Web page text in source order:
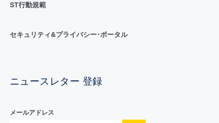
ST行動規範
セキュリティ&プライバシー･ポータル
ニュースレター 登録
メールアドレス